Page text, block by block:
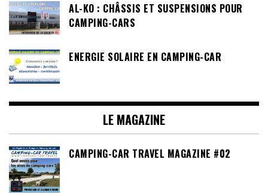
AL-KO : CHÂSSIS ET SUSPENSIONS POUR
CAMPING-CARS
ENERGIE SOLAIRE EN CAMPING-CAR
LE MAGAZINE
CAMPING-CAR TRAVEL MAGAZINE #02